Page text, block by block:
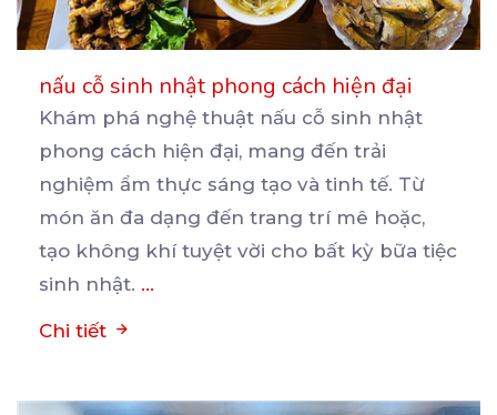
nấu cỗ sinh nhật phong cách hiện đại
Khám phá nghệ thuật nấu cỗ sinh nhật
phong cách hiện đại, mang đến trải
nghiệm ẩm thực sáng tạo và tinh tế. Từ
món ăn đa dạng đến trang trí mê hoặc,
tạo không khí tuyệt vời cho bất kỳ bữa tiệc
sinh nhật. ...
Chi tiết